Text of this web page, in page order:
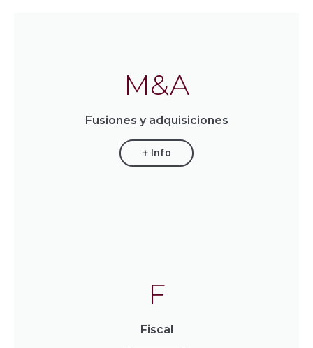
M&A
Fusiones y adquisiciones
+ Info
F
Fiscal